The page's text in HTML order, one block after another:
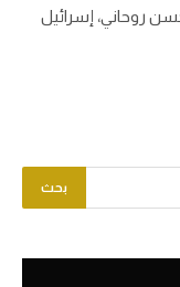
روحاني، إسرائيل